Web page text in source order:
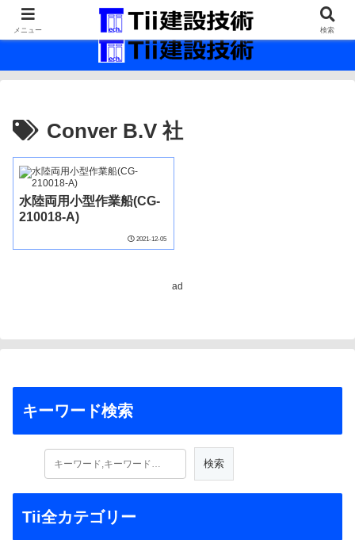
最新の建設技術の情報インフラ。
Conver B.V 社
水陸両用小型作業船(CG-
210018-A)
2021-12-05
ad
キーワード検索
Tii全カテゴリー
メニュー 検索